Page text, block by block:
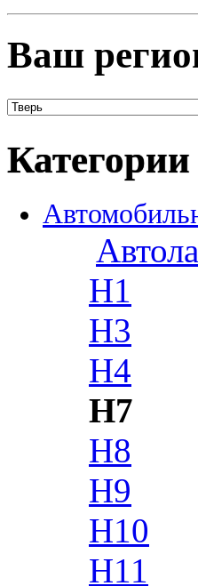
Ваш
Категории
H1
H3
H4
H7
H8
H9
H10
H11